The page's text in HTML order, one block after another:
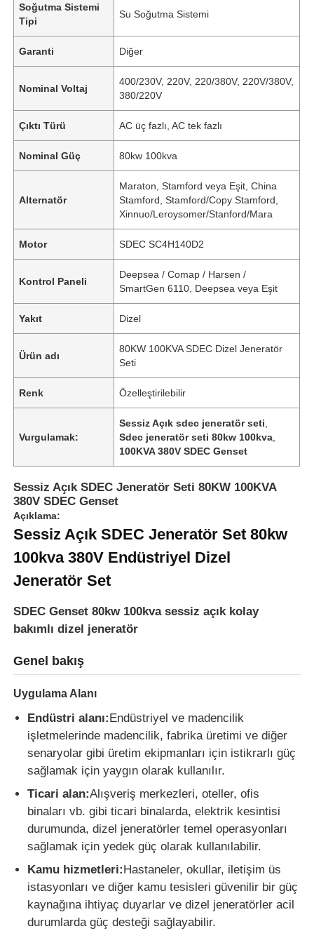
Ana sayfa
Ürünler
Hakkımızda
Fabrika turu
Kalite kontrol
Bize ulaşın
Tüm servis talepleri
sessiz dizel jeneratör seti
Dizel jeneratör seti
Soğutma Sistemi
Tipi
Su Soğutma Sistemi
Garanti Diğer
Nominal Voltaj
400/230V, 220V, 220/380V, 220V/380V,
380/220V
Çıktı Türü AC üç fazlı, AC tek fazlı
Nominal Güç 80kw 100kva
Alternatör
Maraton, Stamford veya Eşit, China
Stamford, Stamford/Copy Stamford,
Xinnuo/Leroysomer/Stanford/Mara
Motor SDEC SC4H140D2
Kontrol Paneli
Deepsea / Comap / Harsen /
SmartGen 6110, Deepsea veya Eşit
Yakıt Dizel
Ürün adı
80KW 100KVA SDEC Dizel Jeneratör
Seti
Renk Özelleştirilebilir
Vurgulamak:
Sessiz Açık sdec jeneratör seti
Sdec jeneratör seti 80kw 100kva
100KVA 380V SDEC Genset
Sessiz Açık SDEC Jeneratör Seti 80KW 100KVA
380V SDEC Genset
Açıklama:
Sessiz Açık SDEC Jeneratör Set 80kw
100kva 380V Endüstriyel Dizel
Jeneratör Set
SDEC Genset 80kw 100kva sessiz açık kolay
bakımlı dizel jeneratör
Genel bakış
Uygulama Alanı
Endüstri alanı:Endüstriyel ve madencilik
işletmelerinde madencilik, fabrika üretimi ve diğer
senaryolar gibi üretim ekipmanları için istikrarlı güç
sağlamak için yaygın olarak kullanılır.
Ticari alan:Alışveriş merkezleri, oteller, ofis
binaları vb. gibi ticari binalarda, elektrik kesintisi
durumunda, dizel jeneratörler temel operasyonları
sağlamak için yedek güç olarak kullanılabilir.
Kamu hizmetleri:Hastaneler, okullar, iletişim üs
istasyonları ve diğer kamu tesisleri güvenilir bir güç
kaynağına ihtiyaç duyarlar ve dizel jeneratörler acil
durumlarda güç desteği sağlayabilir.